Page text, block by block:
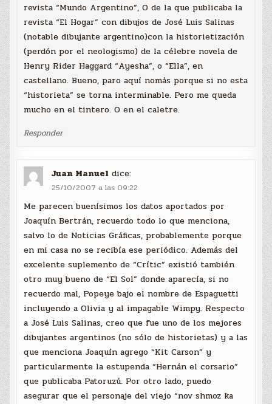
revista “Mundo Argentino”, O de la que publicaba la
revista “El Hogar” con dibujos de José Luis Salinas
(notable dibujante argentino)con la historietización
(perdón por el neologismo) de la célebre novela de
Henry Rider Haggard “Ayesha”, o “Ella”, en
castellano. Bueno, paro aquí nomás porque si no esta
“historieta” se torna interminable. Pero me queda
mucho en el tintero. O en el caletre.
Responder
Juan Manuel dice:
25/10/2007 a las 09:22
Me parecen buenísimos los datos aportados por
Joaquín Bertrán, recuerdo todo lo que menciona,
salvo lo de Noticias Gráficas, probablemente porque
en mi casa no se recibía ese periódico. Además del
excelente suplemento de “Crític” existió también
otro muy bueno de “El Sol” donde aparecía, si no
recuerdo mal, Popeye bajo el nombre de Espaguetti
incluyendo a Olivia y al impagable Wimpy. Respecto
a José Luis Salinas, creo que fue uno de los mejores
dibujantes argentinos (no sólo de historietas) y a las
que menciona Joaquín agrego “Kit Carson” y
particularmente la estupenda “Hernán el corsario”
que publicaba Patoruzú. Por otro lado, puedo
asegurar que el personaje del viejo “nov shmoz ka